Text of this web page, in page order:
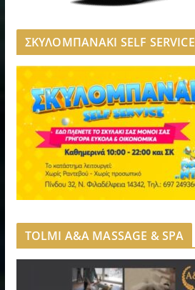
ΣΚΥΛΟΜΠΑΝΑΚΙ SELF SERVICE
TOLMI A&A MASSAGE & SPA